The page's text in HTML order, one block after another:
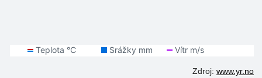
Zdroj: www.yr.no